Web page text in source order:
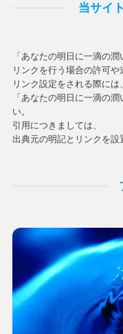
当サイ
「あなたの明日に一滴の
リンクを行う場合の許可や
リンク設定をされる際には、
「あなたの明日に一滴の
い。
引用につきましては、
出典元の明記とリンクを設